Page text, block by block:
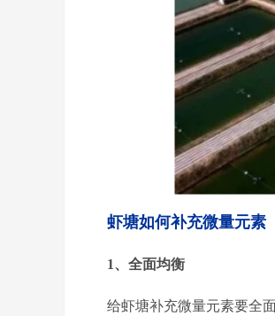
虾塘如何补充微量元素
1、全面均衡
给虾塘补充微量元素要全